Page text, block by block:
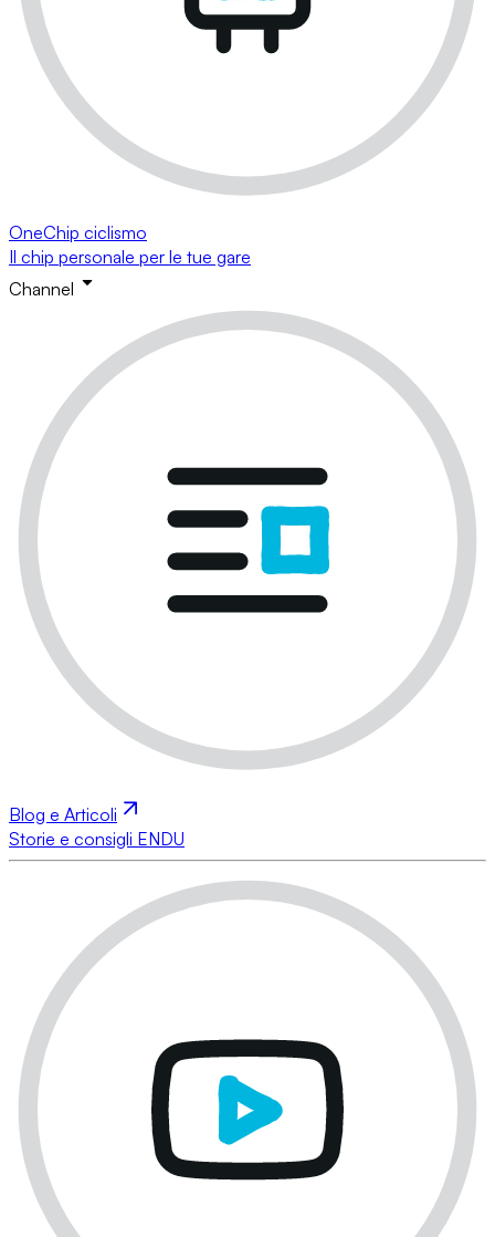
OneChip ciclismo
Il chip personale per le tue gare
Channel
Blog e Articoli
Storie e consigli ENDU